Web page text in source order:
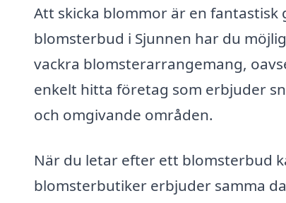
Att skicka blommor är en fantastisk
blomsterbud i Sjunnen har du
vackra blomsterarrangemang,
enkelt hitta företag som erbjuder
och omgivande områden.
När du letar efter ett blomsterbud
blomsterbutiker erbjuder samma